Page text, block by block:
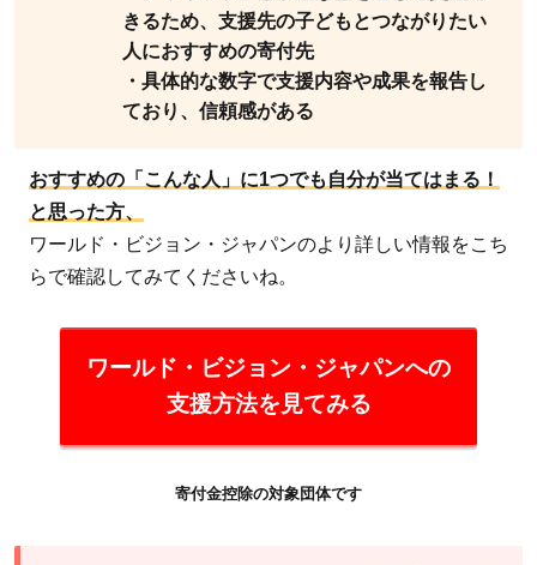
きるため、支援先の子どもとつながりたい
人におすすめの寄付先
・具体的な数字で支援内容や成果を報告し
ており、信頼感がある
おすすめの「こんな人」に1つでも自分が当てはまる！
と思った方、
ワールド・ビジョン・ジャパンのより詳しい情報をこち
らで確認してみてくださいね。
ワールド・ビジョン・ジャパンへの
支援方法を見てみる
寄付金控除の対象団体です